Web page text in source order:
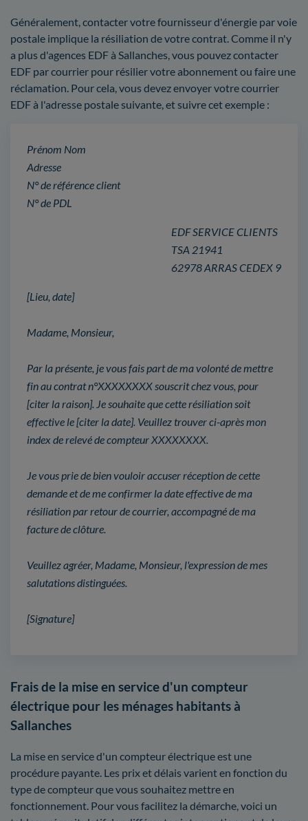
Généralement, contacter votre fournisseur d'énergie par voie
postale implique la résiliation de votre contrat. Comme il n'y
a plus d'agences EDF à Sallanches, vous pouvez contacter
EDF par courrier pour résilier votre abonnement ou faire une
réclamation. Pour cela, vous devez envoyer votre courrier
EDF à l'adresse postale suivante, et suivre cet exemple :
Prénom Nom
Adresse
N° de référence client
N° de PDL
EDF SERVICE CLIENTS
TSA 21941
62978 ARRAS CEDEX 9
[Lieu, date]
Madame, Monsieur,
Par la présente, je vous fais part de ma volonté de mettre
fin au contrat n°XXXXXXXX souscrit chez vous, pour
[citer la raison]. Je souhaite que cette résiliation soit
effective le [citer la date]. Veuillez trouver ci-après mon
index de relevé de compteur XXXXXXXX.
Je vous prie de bien vouloir accuser réception de cette
demande et de me confirmer la date effective de ma
résiliation par retour de courrier, accompagné de ma
facture de clôture.
Veuillez agréer, Madame, Monsieur, l'expression de mes
salutations distinguées.
[Signature]
Frais de la mise en service d'un compteur
électrique pour les ménages habitants à
Sallanches
La mise en service d'un compteur électrique est une
procédure payante. Les prix et délais varient en fonction du
type de compteur que vous souhaitez mettre en
fonctionnement. Pour vous facilitez la démarche, voici un